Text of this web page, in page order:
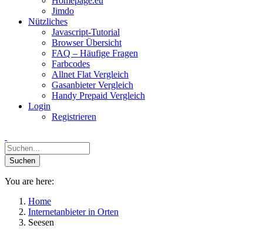
Jimdo
Nützliches
Javascript-Tutorial
Browser Übersicht
FAQ – Häufige Fragen
Farbcodes
Allnet Flat Vergleich
Gasanbieter Vergleich
Handy Prepaid Vergleich
Login
Registrieren
You are here:
Home
Internetanbieter in Orten
Seesen